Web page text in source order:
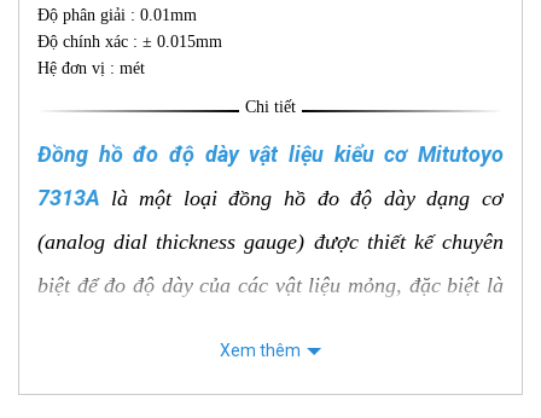
Độ phân giải : 0.01mm
Độ chính xác : ± 0.015mm
Hệ đơn vị : mét
Chi tiết
Đồng hồ đo độ dày vật liệu kiểu cơ Mitutoyo
7313A là một loại đồng hồ đo độ dày dạng cơ
(analog dial thickness gauge) được thiết kế chuyên
biệt để đo độ dày của các vật liệu mỏng, đặc biệt là
Xem thêm